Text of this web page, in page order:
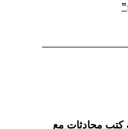
كتب محادثات مع